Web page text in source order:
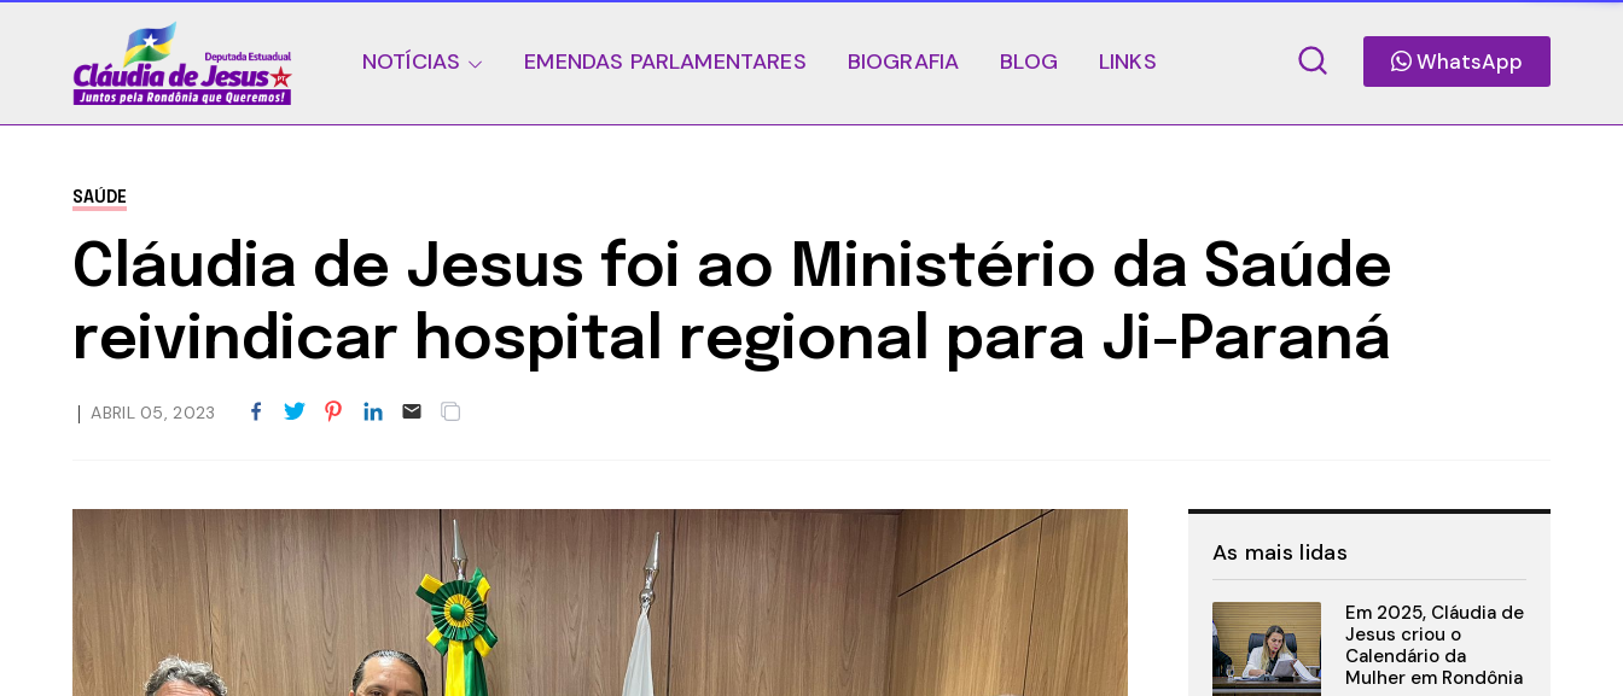
WhatsApp
NOTÍCIAS EMENDAS PARLAMENTARES BIOGRAFIA BLOG LINKS
SAÚDE
Cláudia de Jesus foi ao Ministério da Saúde
reivindicar hospital regional para Ji-Paraná
ABRIL 05, 2023
As mais lidas
Em 2025, Cláudia de
Jesus criou o
Calendário da
Mulher em Rondônia